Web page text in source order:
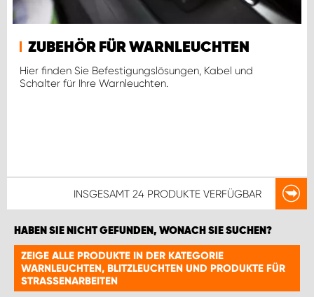
ZUBEHÖR FÜR WARNLEUCHTEN
Hier finden Sie Befestigungslösungen, Kabel und
Schalter für Ihre Warnleuchten.
INSGESAMT 24 PRODUKTE VERFÜGBAR
HABEN SIE NICHT GEFUNDEN, WONACH SIE SUCHEN?
ZEIGE ALLE PRODUKTE IN DER KATEGORIE
WARNLEUCHTEN, BLITZLEUCHTEN UND PRODUKTE FÜR
STRASSENARBEITEN